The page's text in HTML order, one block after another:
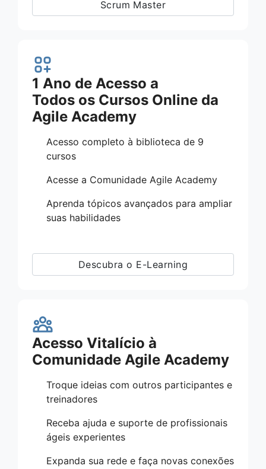
Scrum Master
1 Ano de Acesso a
Todos os Cursos Online da
Agile Academy
Acesso completo à biblioteca de 9
cursos
Acesse a Comunidade Agile Academy
Aprenda tópicos avançados para ampliar
suas habilidades
Descubra o E-Learning
Acesso Vitalício à
Comunidade Agile Academy
Troque ideias com outros participantes e
treinadores
Receba ajuda e suporte de profissionais
ágeis experientes
Expanda sua rede e faça novas conexões